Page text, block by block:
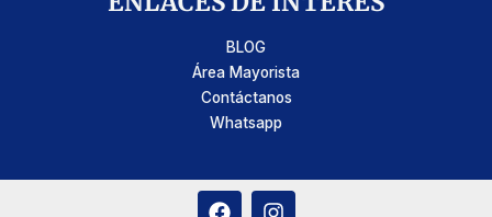
BLOG
Área Mayorista
Contáctanos
Whatsapp
F
I